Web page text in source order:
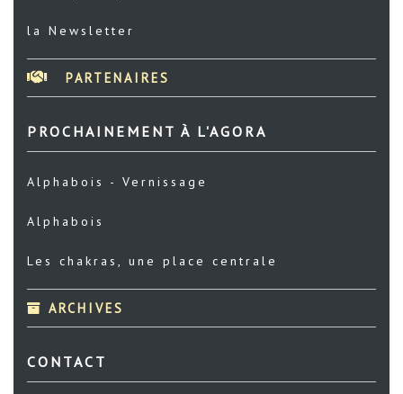
la Newsletter
PARTENAIRES
PROCHAINEMENT À L'AGORA
Alphabois - Vernissage
Alphabois
Les chakras, une place centrale
ARCHIVES
CONTACT